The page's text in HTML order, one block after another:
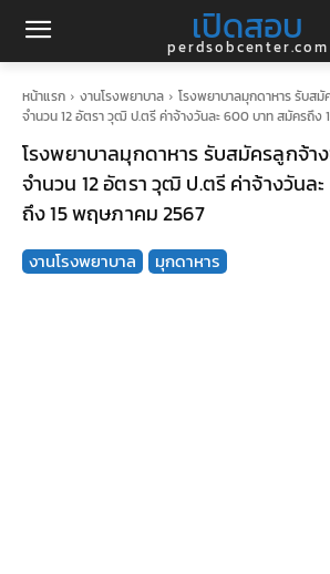
เปิดสอบ
perdsobcenter.com
หน้าแรก งานโรงพยาบาล
โรงพยาบาลมุกดาหาร รับสมั
จำนวน 12 อัตรา วุฒิ ป.ตรี ค่าจ้างวันละ 600 บาท สมัครถึง
โรงพยาบาลมุกดาหาร รับสมัครลูกจ้า
จำนวน 12 อัตรา วุฒิ ป.ตรี ค่าจ้างวันล
ถึง 15 พฤษภาคม 2567
งานโรงพยาบาล มุกดาหาร